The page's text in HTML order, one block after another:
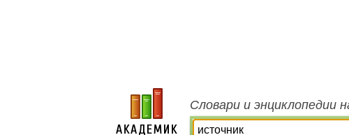
Словари и энциклопедии